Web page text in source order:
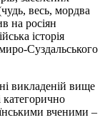
весь, мордва
на росіян
історія
Суздальського
викладеній вище
категорично
вченими –